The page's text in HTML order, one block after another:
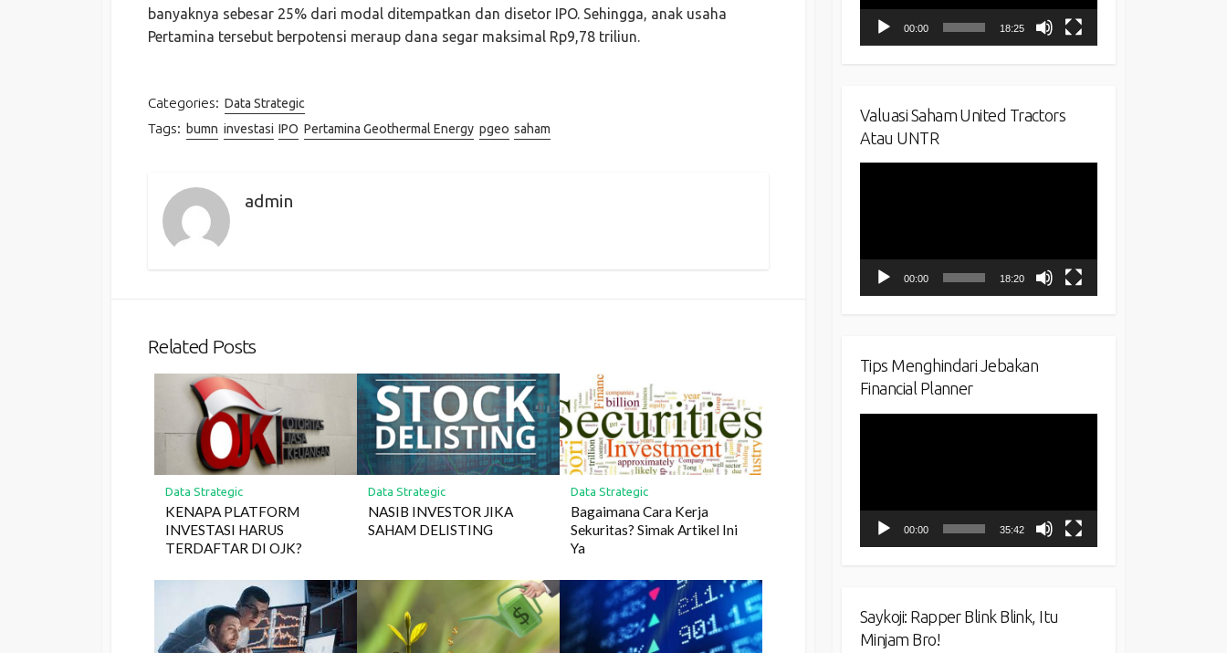
banyaknya sebesar 25% dari modal ditempatkan dan disetor IPO. Sehingga, anak usaha
Pertamina tersebut berpotensi meraup dana segar maksimal Rp9,78 triliun.
Categories: Data Strategic
Tags: bumn investasi IPO Pertamina Geothermal Energy pgeo saham
admin
Related Posts
Data Strategic
KENAPA PLATFORM
INVESTASI HARUS
TERDAFTAR DI OJK?
Data Strategic
NASIB INVESTOR JIKA
SAHAM DELISTING
Data Strategic
Bagaimana Cara Kerja
Sekuritas? Simak Artikel Ini
Ya
00:00 18:25
Valuasi Saham United Tractors
Atau UNTR
00:00 18:20
Tips Menghindari Jebakan
Financial Planner
00:00 35:42
Saykoji: Rapper Blink Blink, Itu
Minjam Bro!